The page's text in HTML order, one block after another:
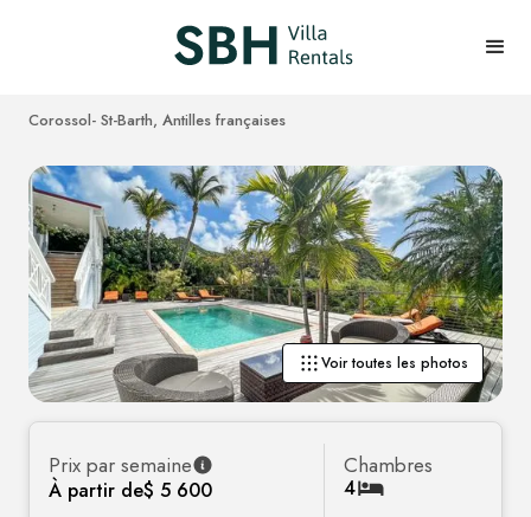
Corossol- St-Barth, Antilles françaises
Voir toutes les photos
Prix par semaine
À partir de$ 5 600
Chambres
4